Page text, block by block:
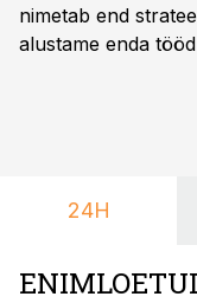
nimetab end
alustame enda
24H